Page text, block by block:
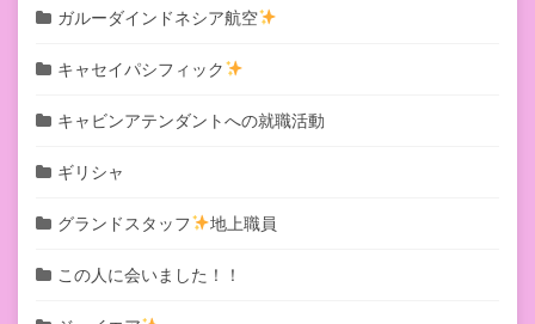
ガルーダインドネシア航空
キャセイパシフィック
キャビンアテンダントへの就職活動
ギリシャ
グランドスタッフ 地上職員
この人に会いました！！